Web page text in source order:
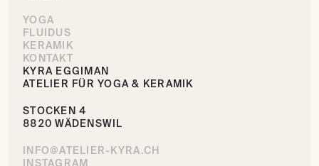
YOGA
FLUIDUS
KERAMIK
KONTAKT
KYRA EGGIMAN
ATELIER FÜR YOGA & KERAMIK
STOCKEN 4
8820 WÄDENSWIL
INFO@ATELIER-KYRA.CH
INSTAGRAM